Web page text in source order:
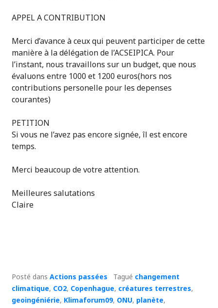
APPEL A CONTRIBUTION
Merci d’avance à ceux qui peuvent participer de cette
manière à la délégation de l’ACSEIPICA. Pour
l’instant, nous travaillons sur un budget, que nous
évaluons entre 1000 et 1200 euros(hors nos
contributions personelle pour les depenses
courantes)
PETITION
Si vous ne l’avez pas encore signée, îl est encore
temps.
Merci beaucoup de votre attention.
Meilleures salutations
Claire
Posté dans Actions passées Tagué changement
climatique, CO2, Copenhague, créatures terrestres,
geoingéniérie, Klimaforum09, ONU, planète,